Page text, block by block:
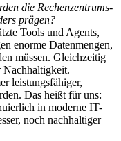
die Rechenzentrums-
prägen?
Tools und Agents,
enorme Datenmengen,
müssen. Gleichzeitig
Nachhaltigkeit.
leistungsfähiger,
Das heißt für uns:
in moderne IT-
noch nachhaltiger